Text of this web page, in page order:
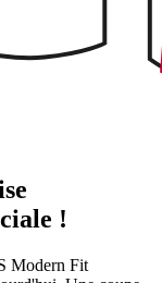
!
Modern Fit